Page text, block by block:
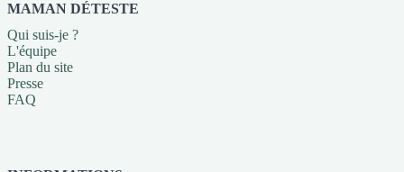
MAMAN DÉTESTE
Qui suis-je ?
L'équipe
Plan du site
Presse
FAQ